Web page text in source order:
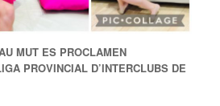
MUT ES PROCLAMEN
PROVINCIAL D’INTERCLUBS DE